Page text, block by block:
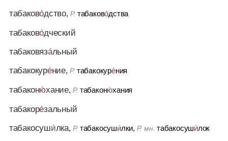
табаково́дство, Р. табаково́дства
табаково́дческий
табаковяза́льный
табакокуре́ние, Р. табакокуре́ния
табаконю́хание, Р. табаконю́хания
табакоре́зальный
табакосуши́лка, Р. табакосуши́лки, Р. мн. табакосуши́лок